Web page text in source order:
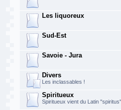
Les liquoreux
Sud-Est
Savoie - Jura
Divers
Les inclassables !
Spiritueux
Spiritueux vient du Latin